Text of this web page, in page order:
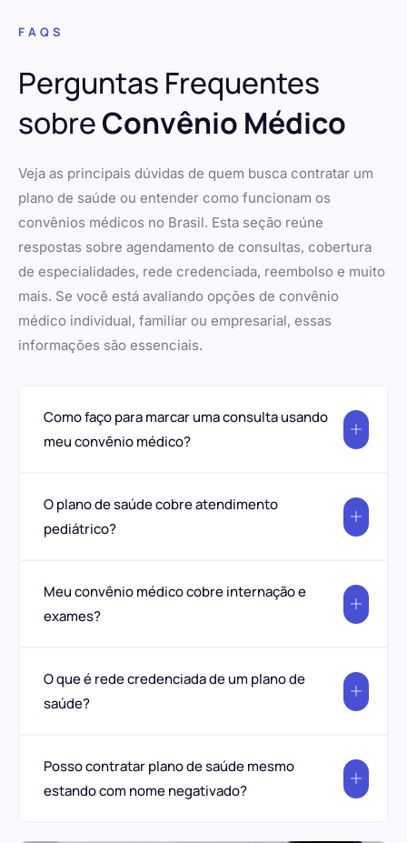
FAQS
Perguntas Frequentes
sobreConvênio Médico
Veja as principais dúvidas de quem busca contratar um
plano de saúde ou entender como funcionam os
convênios médicos no Brasil. Esta seção reúne
respostas sobre agendamento de consultas, cobertura
de especialidades, rede credenciada, reembolso e muito
mais. Se você está avaliando opções de convênio
médico individual, familiar ou empresarial, essas
informações são essenciais.
Como faço para marcar uma consulta usando
meu convênio médico?
O plano de saúde cobre atendimento
pediátrico?
Meu convênio médico cobre internação e
exames?
O que é rede credenciada de um plano de
saúde?
Posso contratar plano de saúde mesmo
estando com nome negativado?